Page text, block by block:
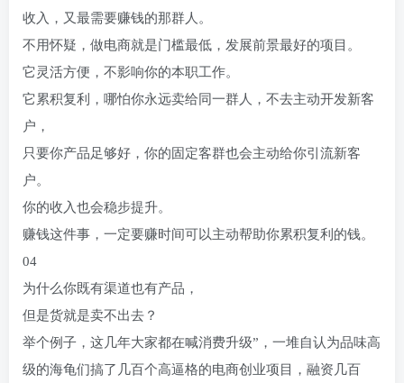
收入，又最需要赚钱的那群人。
不用怀疑，做电商就是门槛最低，发展前景最好的项目。
它灵活方便，不影响你的本职工作。
它累积复利，哪怕你永远卖给同一群人，不去主动开发新客
户，
只要你产品足够好，你的固定客群也会主动给你引流新客
户。
你的收入也会稳步提升。
赚钱这件事，一定要赚时间可以主动帮助你累积复利的钱。
04
为什么你既有渠道也有产品，
但是货就是卖不出去？
举个例子，这几年大家都在喊消费升级”，一堆自认为品味高
级的海龟们搞了几百个高逼格的电商创业项目，融资几百